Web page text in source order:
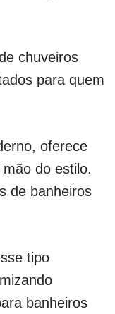
chuveiros
para quem
oferece
do estilo.
de banheiros
tipo
banheiros